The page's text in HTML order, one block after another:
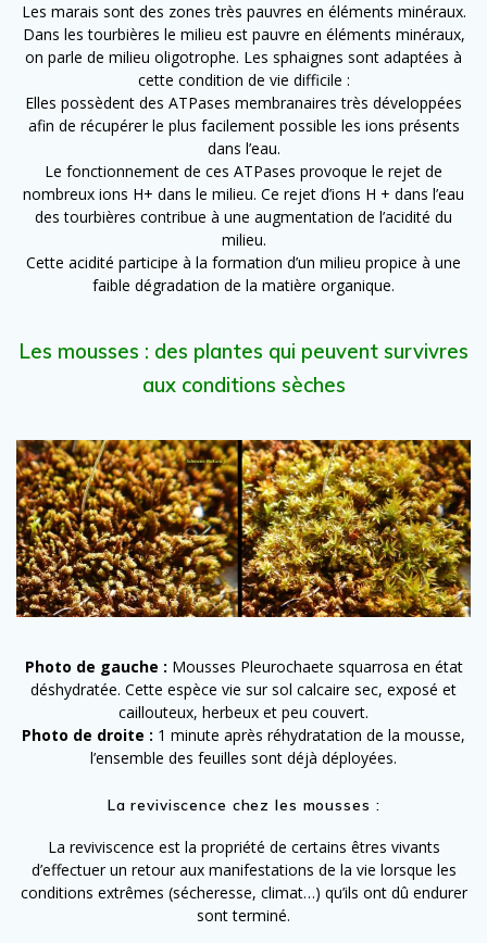
Les marais sont des zones très pauvres en éléments minéraux.
Dans les tourbières le milieu est pauvre en éléments minéraux,
on parle de milieu oligotrophe. Les sphaignes sont adaptées à
cette condition de vie difficile :
Elles possèdent des ATPases membranaires très développées
afin de récupérer le plus facilement possible les ions présents
dans l’eau.
Le fonctionnement de ces ATPases provoque le rejet de
nombreux ions H+ dans le milieu. Ce rejet d’ions H + dans l’eau
des tourbières contribue à une augmentation de l’acidité du
milieu.
Cette acidité participe à la formation d’un milieu propice à une
faible dégradation de la matière organique.
Les mousses : des plantes qui peuvent survivres
aux conditions sèches
Photo de gauche : Mousses Pleurochaete squarrosa en état
déshydratée. Cette espèce vie sur sol calcaire sec, exposé et
caillouteux, herbeux et peu couvert.
Photo de droite : 1 minute après réhydratation de la mousse,
l’ensemble des feuilles sont déjà déployées.
La reviviscence chez les mousses :
La reviviscence est la propriété de certains êtres vivants
d’effectuer un retour aux manifestations de la vie lorsque les
conditions extrêmes (sécheresse, climat…) qu’ils ont dû endurer
sont terminé.